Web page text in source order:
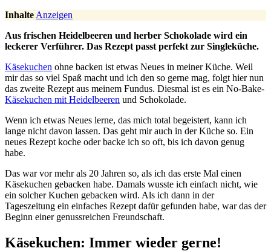
Inhalte Anzeigen
Aus frischen Heidelbeeren und herber Schokolade wird ein
leckerer Verführer. Das Rezept passt perfekt zur Singleküche.
Käsekuchen ohne backen ist etwas Neues in meiner Küche. Weil
mir das so viel Spaß macht und ich den so gerne mag, folgt hier nun
das zweite Rezept aus meinem Fundus. Diesmal ist es ein No-Bake-
Käsekuchen mit Heidelbeeren und Schokolade.
Wenn ich etwas Neues lerne, das mich total begeistert, kann ich
lange nicht davon lassen. Das geht mir auch in der Küche so. Ein
neues Rezept koche oder backe ich so oft, bis ich davon genug
habe.
Das war vor mehr als 20 Jahren so, als ich das erste Mal einen
Käsekuchen gebacken habe. Damals wusste ich einfach nicht, wie
ein solcher Kuchen gebacken wird. Als ich dann in der
Tageszeitung ein einfaches Rezept dafür gefunden habe, war das der
Beginn einer genussreichen Freundschaft.
Käsekuchen: Immer wieder gerne!